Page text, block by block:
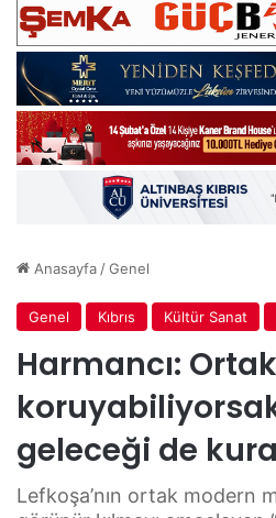
Anasayfa /Genel
Genel Kıbrıs Kültür Sanat
Harmancı:
geleceği de
Lefkoşa’nın ortak modern